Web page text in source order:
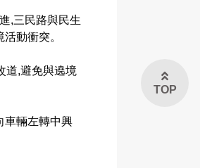
,三民路與民生
動衝突。
道,避免與遶境
車輛左轉中興
TOP